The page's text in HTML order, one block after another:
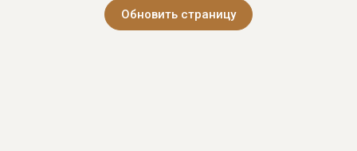
Обновить страницу